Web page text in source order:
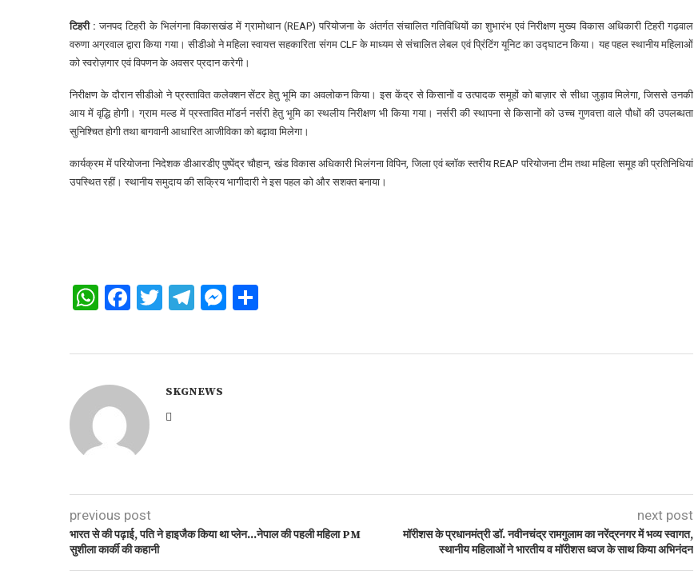
टिहरी : जनपद टिहरी के भिलंगना विकासखंड में ग्रामोथान (REAP) परियोजना के अंतर्गत संचालित गतिविधियों का शुभारंभ एवं निरीक्षण मुख्य विकास अधिकारी टिहरी गढ़वाल
वरुणा अग्रवाल द्वारा किया गया। सीडीओ ने महिला स्वायत्त सहकारिता संगम CLF के माध्यम से संचालित लेबल एवं प्रिंटिंग यूनिट का उद्घाटन किया। यह पहल स्थानीय महिलाओं
को स्वरोज़गार एवं विपणन के अवसर प्रदान करेगी।
निरीक्षण के दौरान सीडीओ ने प्रस्तावित कलेक्शन सेंटर हेतु भूमि का अवलोकन किया। इस केंद्र से किसानों व उत्पादक समूहों को बाज़ार से सीधा जुड़ाव मिलेगा, जिससे उनकी
आय में वृद्धि होगी। ग्राम मल्ड में प्रस्तावित मॉडर्न नर्सरी हेतु भूमि का स्थलीय निरीक्षण भी किया गया। नर्सरी की स्थापना से किसानों को उच्च गुणवत्ता वाले पौधों की उपलब्धता
सुनिश्चित होगी तथा बागवानी आधारित आजीविका को बढ़ावा मिलेगा।
कार्यक्रम में परियोजना निदेशक डीआरडीए पुष्पेंद्र चौहान, खंड विकास अधिकारी भिलंगना विपिन, जिला एवं ब्लॉक स्तरीय REAP परियोजना टीम तथा महिला समूह की प्रतिनिधियां
उपस्थित रहीं। स्थानीय समुदाय की सक्रिय भागीदारी ने इस पहल को और सशक्त बनाया।
WhatsApp
Facebook
Twitter
Telegram
Messenger
SKGNEWS
previous post
भारत से की पढ़ाई, पति ने हाइजैक किया था प्लेन…नेपाल की पहली महिला PM
सुशीला कार्की की कहानी
next post
मॉरीशस के प्रधानमंत्री डॉ. नवीनचंद्र रामगुलाम का नरेंद्रनगर में भव्य स्वागत,
स्थानीय महिलाओं ने भारतीय व मॉरीशस ध्वज के साथ किया अभिनंदन